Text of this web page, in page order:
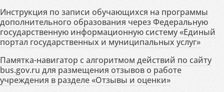
Инструкция по записи обучающихся на программы
дополнительного образования через Федеральную
государственную информационную систему «Единый
портал государственных и муниципальных услуг»
Памятка-навигатор с алгоритмом действий по сайту
bus.gov.ru для размещения отзывов о работе
учреждения в разделе «Отзывы и оценки»